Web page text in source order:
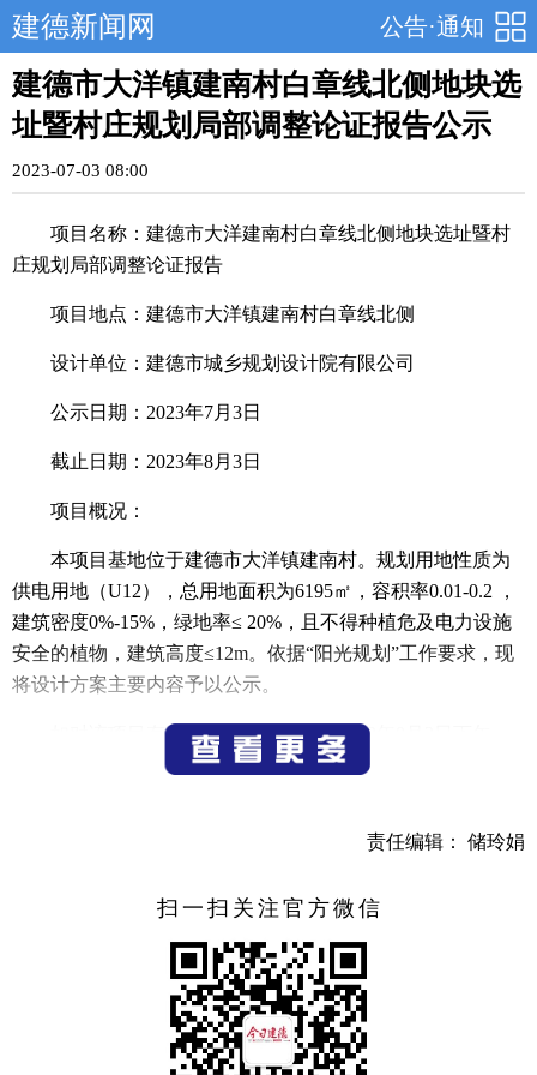
公告·通知
建德新闻网
建德市大洋镇建南村白章线北侧地块选
址暨村庄规划局部调整论证报告公示
2023-07-03 08:00
项目名称：建德市大洋建南村白章线北侧地块选址暨村
庄规划局部调整论证报告
项目地点：建德市大洋镇建南村白章线北侧
设计单位：建德市城乡规划设计院有限公司
公示日期：2023年7月3日
截止日期：2023年8月3日
项目概况：
本项目基地位于建德市大洋镇建南村。规划用地性质为
供电用地（U12），总用地面积为6195㎡，容积率0.01-0.2 ，
建筑密度0%-15%，绿地率≤ 20%，且不得种植危及电力设施
安全的植物，建筑高度≤12m。依据“阳光规划”工作要求，现
将设计方案主要内容予以公示。
如对该项目有何意见或建议，请于2023年8月3日下午
17:00前以书面形式向大洋镇人民政府提交。
公示期限：2023年7月3日至2023年8月3日。
责任编辑： 储玲娟
扫一扫关注官方微信